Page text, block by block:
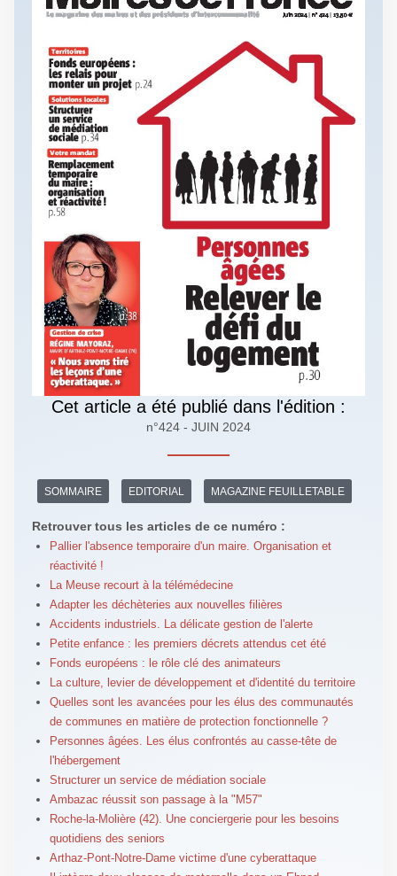
Cet article a été publié dans l'édition :
n°424 - JUIN 2024
SOMMAIRE EDITORIAL MAGAZINE FEUILLETABLE
Retrouver tous les articles de ce numéro :
Pallier l'absence temporaire d'un maire. Organisation et
réactivité !
La Meuse recourt à la télémédecine
Adapter les déchèteries aux nouvelles filières
Accidents industriels. La délicate gestion de l'alerte
Petite enfance : les premiers décrets attendus cet été
Fonds européens : le rôle clé des animateurs
La culture, levier de développement et d'identité du territoire
Quelles sont les avancées pour les élus des communautés
de communes en matière de protection fonctionnelle ?
Personnes âgées. Les élus confrontés au casse-tête de
l'hébergement
Structurer un service de médiation sociale
Ambazac réussit son passage à la "M57"
Roche-la-Molière (42). Une conciergerie pour les besoins
quotidiens des seniors
Arthaz-Pont-Notre-Dame victime d'une cyberattaque